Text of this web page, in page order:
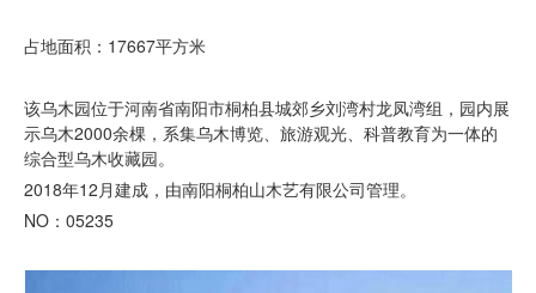
占地面积：17667平方米
该乌木园位于河南省南阳市桐柏县城郊乡刘湾村龙凤湾组，园内展
示乌木2000余棵，系集乌木博览、旅游观光、科普教育为一体的
综合型乌木收藏园。
2018年12月建成，由南阳桐柏山木艺有限公司管理。
NO：05235